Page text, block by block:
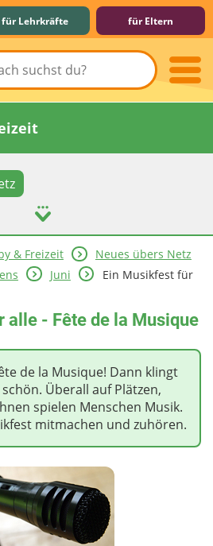
für Lehrkräfte für Eltern
& Freizeit
Neues übers Netz
Juni
Ein Musikfest für
alle - Fête de la Musique
de la Musique! Dann klingt
Überall auf Plätzen,
spielen Menschen Musik.
mitmachen und zuhören.